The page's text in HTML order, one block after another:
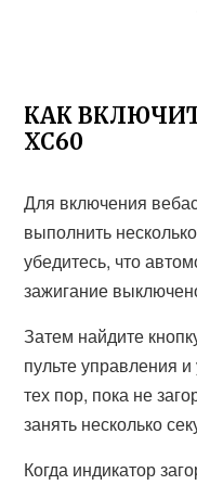
КАК
ХС60
Для включения
выполнить
убедитесь, что
зажигание
Затем найдите
пульте управления
тех пор, пока не
занять несколько
Когда индикатор